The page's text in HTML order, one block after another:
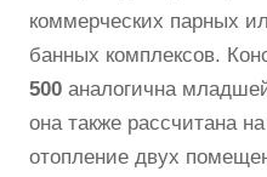
коммерческих парных
банных комплексов.
500 аналогична
она также рассчитана
отопление двух